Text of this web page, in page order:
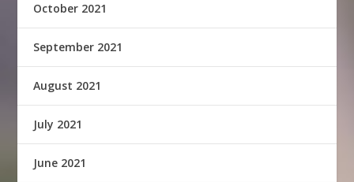
October 2021
September 2021
August 2021
July 2021
June 2021